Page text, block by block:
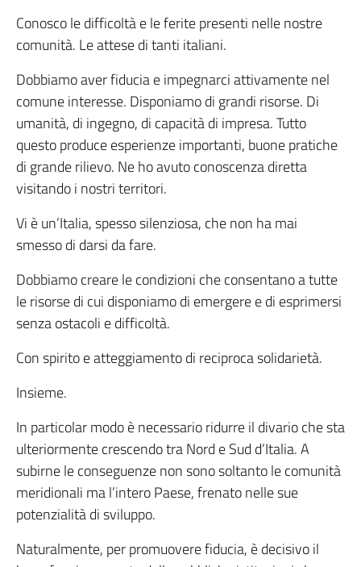
Conosco le difficoltà e le ferite presenti nelle nostre
comunità. Le attese di tanti italiani.
Dobbiamo aver fiducia e impegnarci attivamente nel
comune interesse. Disponiamo di grandi risorse. Di
umanità, di ingegno, di capacità di impresa. Tutto
questo produce esperienze importanti, buone pratiche
di grande rilievo. Ne ho avuto conoscenza diretta
visitando i nostri territori.
Vi è un’Italia, spesso silenziosa, che non ha mai
smesso di darsi da fare.
Dobbiamo creare le condizioni che consentano a tutte
le risorse di cui disponiamo di emergere e di esprimersi
senza ostacoli e difficoltà.
Con spirito e atteggiamento di reciproca solidarietà.
Insieme.
In particolar modo è necessario ridurre il divario che sta
ulteriormente crescendo tra Nord e Sud d’Italia. A
subirne le conseguenze non sono soltanto le comunità
meridionali ma l’intero Paese, frenato nelle sue
potenzialità di sviluppo.
Naturalmente, per promuovere fiducia, è decisivo il